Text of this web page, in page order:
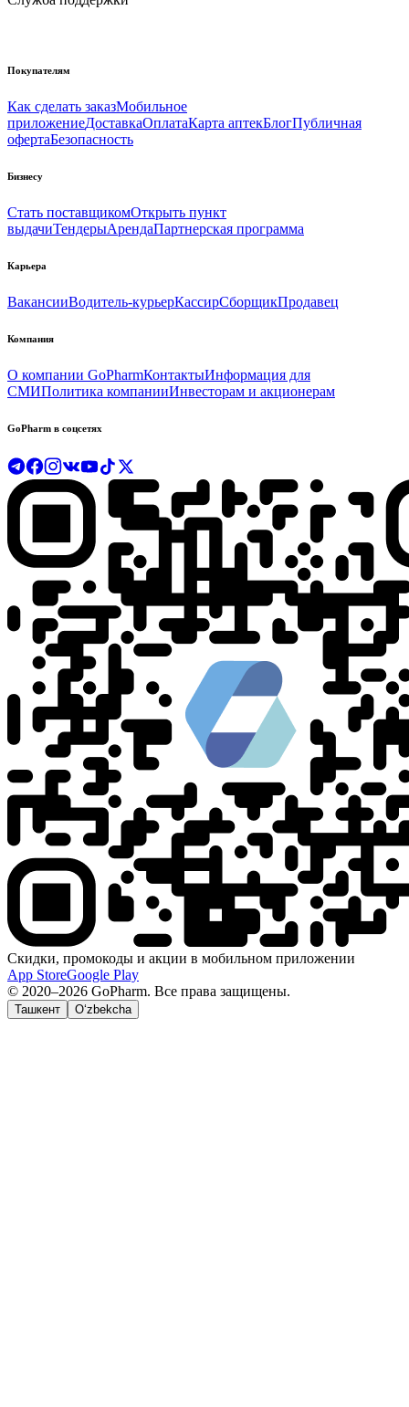
Покупателям
Как сделать заказМобильное
приложениеДоставкаОплатаКарта аптекБлогПубличная
офертаБезопасность
Бизнесу
Стать поставщикомОткрыть пункт
выдачиТендерыАрендаПартнерская программа
Карьера
ВакансииВодитель-курьерКассирСборщикПродавец
Компания
О компании GoPharmКонтактыИнформация для
СМИПолитика компанииИнвесторам и акционерам
GoPharm в соцсетях
Скидки, промокоды и акции в мобильном приложении
App StoreGoogle Play
© 2020–2026 GoPharm. Все права защищены.
Ташкент O‘zbekcha